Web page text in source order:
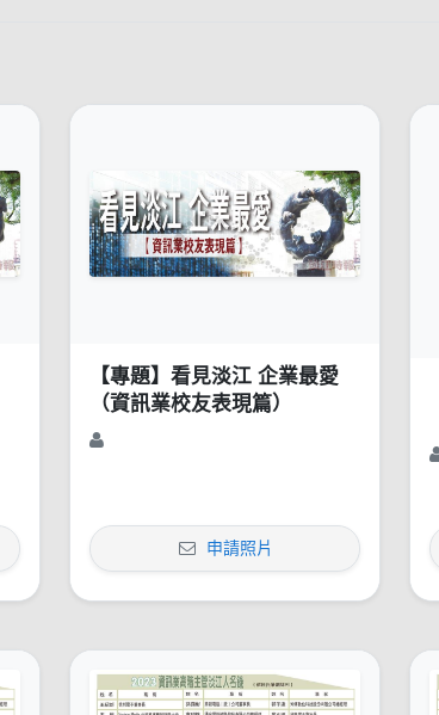
【專題】看見淡江 企業最愛
（資訊業校友表現篇）
申請照片